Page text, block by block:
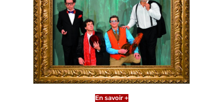
En savoir +